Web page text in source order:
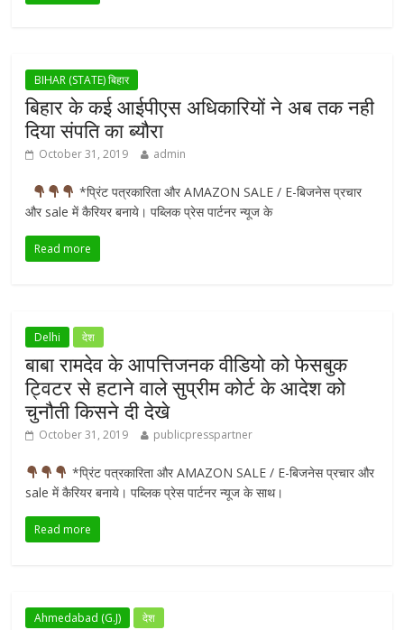
BIHAR (STATE) बिहार
बिहार के कई आईपीएस अधिकारियों ने अब तक नही
दिया संपति का ब्यौरा
October 31, 2019 admin
*प्रिंट पत्रकारिता और AMAZON SALE / E-बिजनेस प्रचार
और sale में कैरियर बनाये। पब्लिक प्रेस पार्टनर न्यूज के
Read more
Delhi देश
बाबा रामदेव के आपत्तिजनक वीडियो को फेसबुक
ट्विटर से हटाने वाले सुप्रीम कोर्ट के आदेश को
चुनौती किसने दी देखे
October 31, 2019 publicpresspartner
*प्रिंट पत्रकारिता और AMAZON SALE / E-बिजनेस प्रचार और
sale में कैरियर बनाये। पब्लिक प्रेस पार्टनर न्यूज के साथ।
Read more
Ahmedabad (G.J) देश